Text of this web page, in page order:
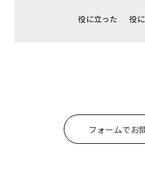
役に立った 役
フォームでお